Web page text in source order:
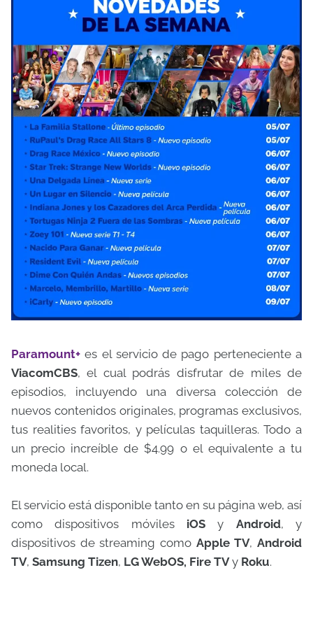
Paramount+ es el servicio de pago perteneciente a
ViacomCBS, el cual podrás disfrutar de miles de
episodios, incluyendo una diversa colección de
nuevos contenidos originales, programas exclusivos,
tus realities favoritos, y películas taquilleras. Todo a
un precio increíble de $4.99 o el equivalente a tu
moneda local.
El servicio está disponible tanto en su página web, así
como dispositivos móviles iOS y Android, y
dispositivos de streaming como Apple TV,Android
TV, Samsung Tizen, LG WebOS, Fire TVy Roku.